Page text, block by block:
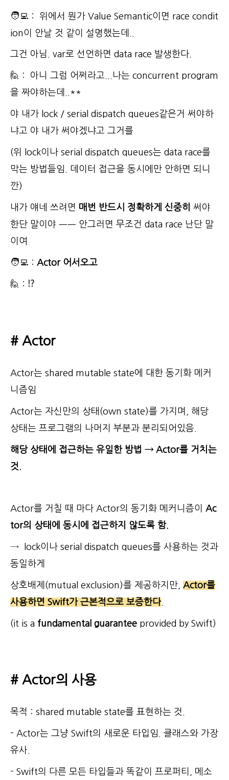
🧑‍💻 : 위에서 뭔가 Value Semantic이면 race condit
ion이 안날 것 같이 설명했는데..
그건 아님. var로 선언하면 data race 발생한다.
🙋 : 아니 그럼 어쩌라고...나는 concurrent program
을 짜야하는데..**
야 내가 lock / serial dispatch queues같은거 써야하
냐고 야 내가 써야겠냐고 그거를
(위 lock이나 serial dispatch queues는 data race를
막는 방법들임. 데이터 접근을 동시에만 안하면 되니
깐)
내가 얘네 쓰려면 매번 반드시 정확하게 신중히 써야
한단 말이야 ㅡㅡ 안그러면 무조건 data race 난단 말
이여
🧑‍💻 : Actor 어서오고
🙋 : ⁉️
# Actor
Actor는 shared mutable state에 대한 동기화 메커
니즘임
Actor는 자신만의 상태(own state)를 가지며, 해당
상태는 프로그램의 나머지 부분과 분리되어있음.
해당 상태에 접근하는 유일한 방법 → Actor를 거치는
것.
Actor를 거칠 때 마다 Actor의 동기화 메커니즘이
Ac
tor의 상태에 동시에 접근하지 않도록 함.
→ lock이나 serial dispatch queues를 사용하는 것과
동일하게
상호배제(mutual exclusion)를 제공하지만, Actor를
사용하면 Swift가 근본적으로 보증한다.
(it is a fundamental guarantee provided by Swift)
# Actor의 사용
목적 : shared mutable state를 표현하는 것.
- Actor는 그냥 Swift의 새로운 타입임. 클래스와 가장
유사.
- Swift의 다른 모든 타입들과 똑같이 프로퍼티, 메소